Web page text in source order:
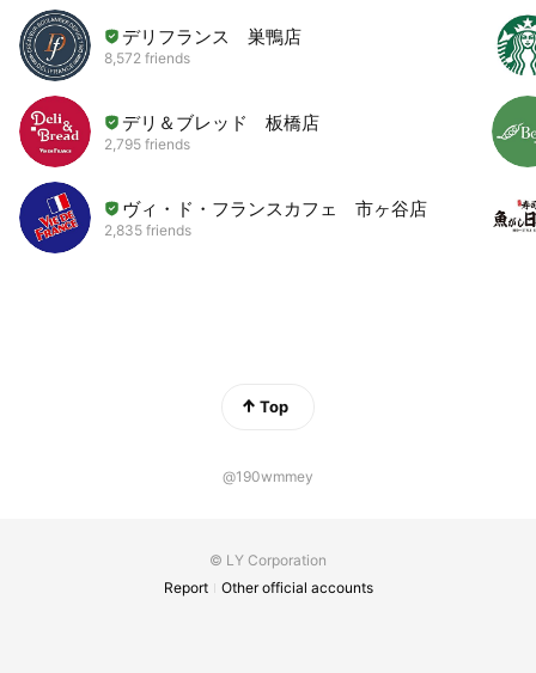
デリフランス 巣鴨店
8,572 friends
デリ＆ブレッド 板橋店
2,795 friends
ヴィ・ド・フランスカフェ 市ヶ谷店
2,835 friends
Top
@190wmmey
© LY Corporation
Report
Other official accounts